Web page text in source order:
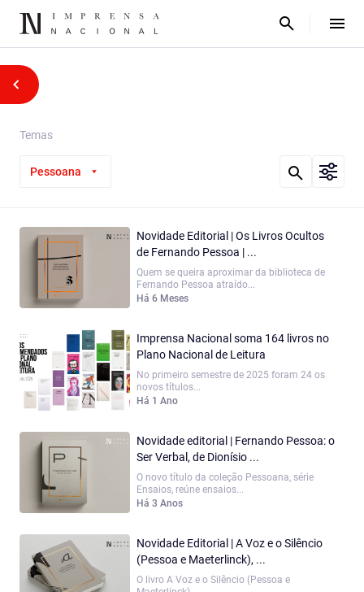
Temas
Pessoana
Novidade Editorial | Os Livros Ocultos
de Fernando Pessoa | ...
Quem se queira aproximar da biblioteca de
Fernando Pessoa atraído...
Há 6 Meses
Imprensa Nacional soma 164 livros no
Plano Nacional de Leitura
No primeiro semestre de 2025 foram 24 os
novos títulos...
Há 1 Ano
Novidade editorial | Fernando Pessoa: o
Ser Verbal, de Dionísio ...
O novo título da coleção Pessoana, série
Ensaios, reúne ensaios...
Há 3 Anos
Novidade Editorial | A Voz e o Silêncio
(Pessoa e Maeterlinck), ...
O livro A Voz e o Silêncio (Pessoa e